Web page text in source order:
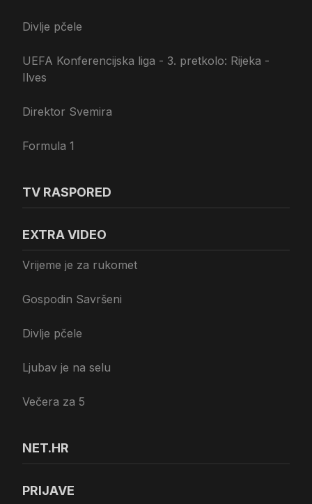
Divlje pčele
UEFA Konferencijska liga - 3. pretkolo: Rijeka -
Ilves
Direktor Svemira
Formula 1
TV RASPORED
EXTRA VIDEO
Vrijeme je za rukomet
Gospodin Savršeni
Divlje pčele
Ljubav je na selu
Večera za 5
NET.HR
PRIJAVE